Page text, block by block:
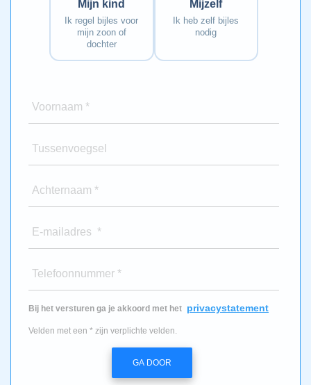
Mijn kind
Ik regel bijles voor
mijn zoon of
dochter
Mijzelf
Ik heb zelf bijles
nodig
Voornaam *
Tussenvoegsel
Achternaam *
E-mailadres *
Telefoonnummer *
Bij het versturen ga je akkoord met het privacystatement
Velden met een * zijn verplichte velden.
GA DOOR